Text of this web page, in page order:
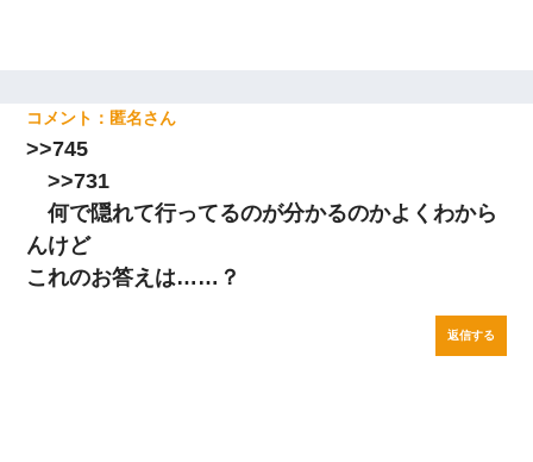
匿名
>>745
>>731
何で隠れて行ってるのが分かるのかよくわから
んけど
これのお答えは……？
返信する